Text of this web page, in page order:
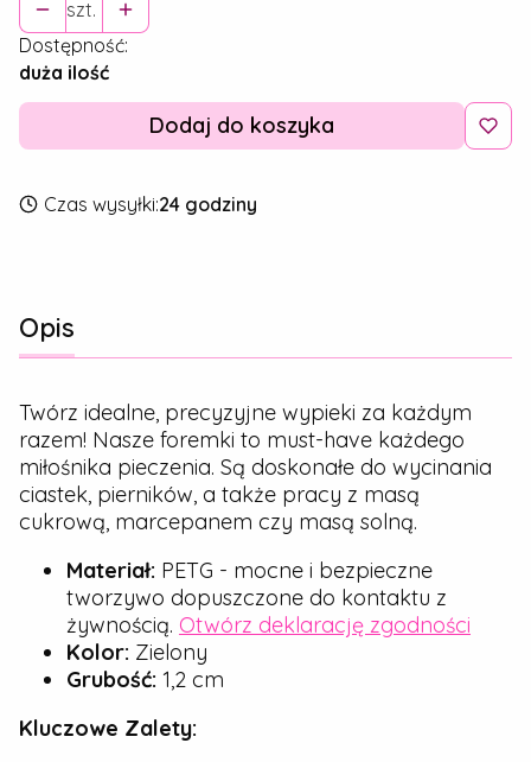
szt.
Dostępność:
duża ilość
Dodaj do koszyka
Czas wysyłki:24 godziny
Opis
Twórz idealne, precyzyjne wypieki za każdym
razem! Nasze foremki to must-have każdego
miłośnika pieczenia. Są doskonałe do wycinania
ciastek, pierników, a także pracy z masą
cukrową, marcepanem czy masą solną.
Materiał: PETG - mocne i bezpieczne
tworzywo dopuszczone do kontaktu z
żywnością. Otwórz deklarację zgodności
Kolor: Zielony
Grubość: 1,2 cm
Kluczowe Zalety: